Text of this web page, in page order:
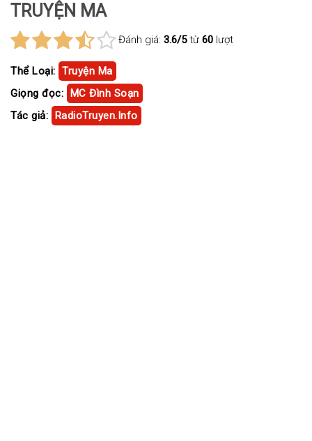
TRUYỆN MA
Đánh giá: 3.6/5từ 60 lượt
Thể Loại: Truyện Ma
Giọng đọc: MC Đình Soạn
Tác giả: RadioTruyen.Info